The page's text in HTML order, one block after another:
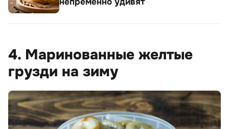
4. Маринованные желтые
грузди на зиму